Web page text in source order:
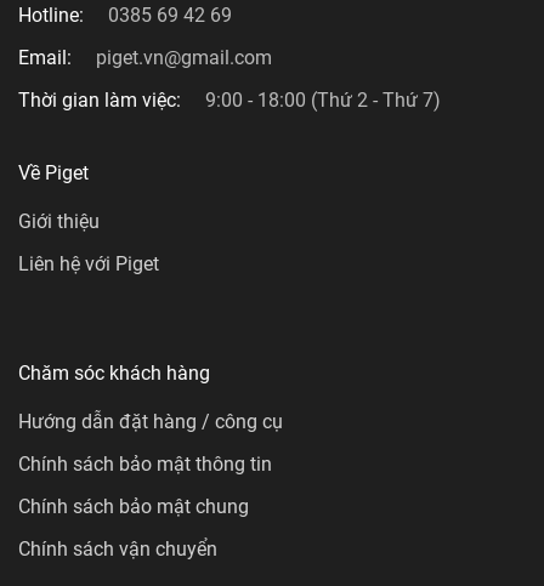
Hotline:
0385 69 42 69
Email:
piget.vn@gmail.com
Thời gian làm việc:
9:00 - 18:00 (Thứ 2 - Thứ 7)
Về Piget
Giới thiệu
Liên hệ với Piget
Chăm sóc khách hàng
Hướng dẫn đặt hàng / công cụ
Chính sách bảo mật thông tin
Chính sách bảo mật chung
Chính sách vận chuyển